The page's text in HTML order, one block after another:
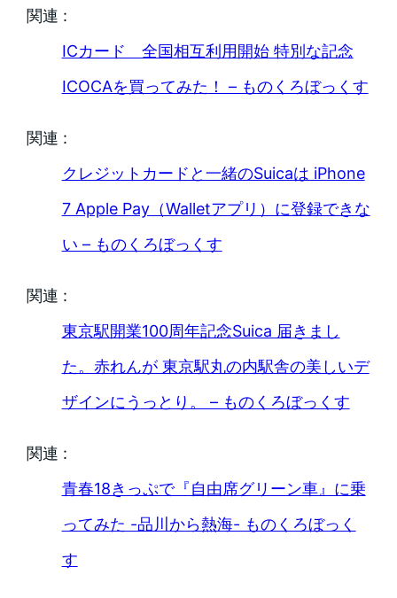
関連 :
ICカード 全国相互利用開始 特別な記念
ICOCAを買ってみた！ – ものくろぼっくす
関連 :
クレジットカードと一緒のSuicaは iPhone
7 Apple Pay（Walletアプリ）に登録できな
い – ものくろぼっくす
関連 :
東京駅開業100周年記念Suica 届きまし
た。赤れんが 東京駅丸の内駅舎の美しいデ
ザインにうっとり。 – ものくろぼっくす
関連 :
青春18きっぷで『自由席グリーン車』に乗
ってみた -品川から熱海- ものくろぼっく
す